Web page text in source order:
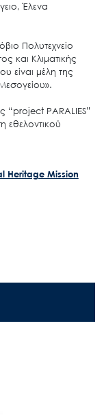
Έλενα
Πολυτεχνείο
και Κλιματικής
είναι μέλη της
“project PARALIES”
εθελοντικού
Heritage Mission